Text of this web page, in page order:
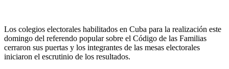
Los colegios electorales habilitados en Cuba para la realización este
domingo del referendo popular sobre el Código de las Familias
cerraron sus puertas y los integrantes de las mesas electorales
iniciaron el escrutinio de los resultados.